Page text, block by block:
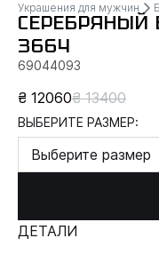
Украшения для мужчин
СЕРЕБРЯНЫЙ
3664
69044093
₴ 12060₴ 13400
ВЫБЕРИТЕ РАЗМЕР:
Выберите размер
ДЕТАЛИ